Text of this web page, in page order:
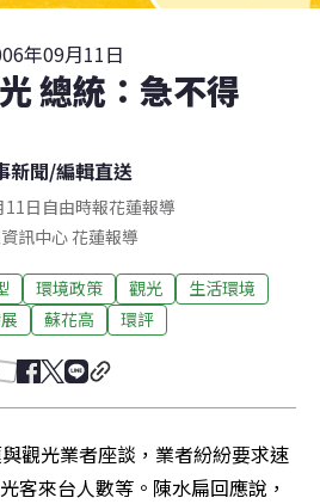
年09月11日
總統：急不得
新聞/編輯直送
11日自由時報花蓮報導
訊中心 花蓮報導
環境政策 觀光
生活環境
蘇花高 環評
觀光業者座談，業者紛紛要求速
客來台人數等。陳水扁回應說，